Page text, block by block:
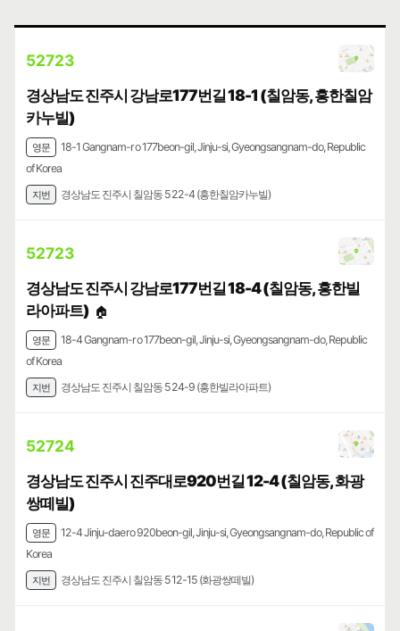
52723
경상남도 진주시 강남로177번길 18-1 (칠암동, 흥한칠암
카누빌)
영문
18-1 Gangnam-ro 177beon-gil, Jinju-si, Gyeongsangnam-do, Republic
of Korea
지번 경상남도 진주시 칠암동 522-4 (흥한칠암카누빌)
52723
경상남도 진주시 강남로177번길 18-4 (칠암동, 흥한빌
라아파트) 🏠
영문
18-4 Gangnam-ro 177beon-gil, Jinju-si, Gyeongsangnam-do, Republic
of Korea
지번 경상남도 진주시 칠암동 524-9 (흥한빌라아파트)
52724
경상남도 진주시 진주대로920번길 12-4 (칠암동, 화광
쌍떼빌)
영문
12-4 Jinju-daero 920beon-gil, Jinju-si, Gyeongsangnam-do, Republic of
Korea
지번 경상남도 진주시 칠암동 512-15 (화광쌍떼빌)